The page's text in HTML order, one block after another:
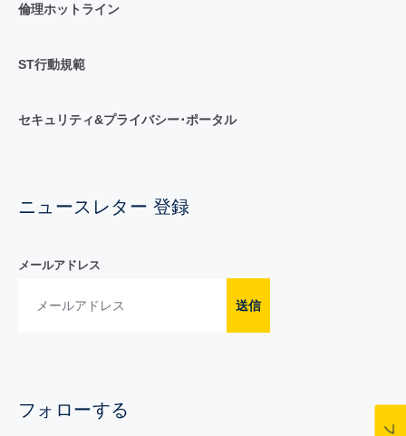
倫理ホットライン
ST行動規範
セキュリティ&プライバシー･ポータル
ニュースレター 登録
メールアドレス
送信
フォローする